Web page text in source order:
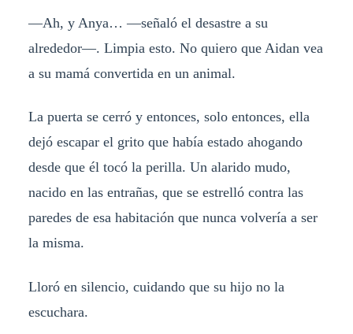
—Ah, y Anya… —señaló el desastre a su
alrededor—. Limpia esto. No quiero que Aidan vea
a su mamá convertida en un animal.
La puerta se cerró y entonces, solo entonces, ella
dejó escapar el grito que había estado ahogando
desde que él tocó la perilla. Un alarido mudo,
nacido en las entrañas, que se estrelló contra las
paredes de esa habitación que nunca volvería a ser
la misma.
Lloró en silencio, cuidando que su hijo no la
escuchara.